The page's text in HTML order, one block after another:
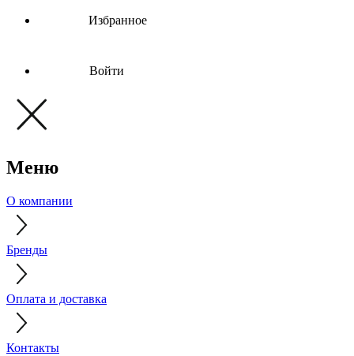
Избранное
Войти
Меню
О компании
Бренды
Оплата и доставка
Контакты